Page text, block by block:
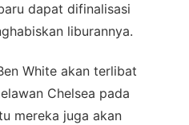
dapat difinalisasi
liburannya.
White akan terlibat
Chelsea pada
mereka juga akan